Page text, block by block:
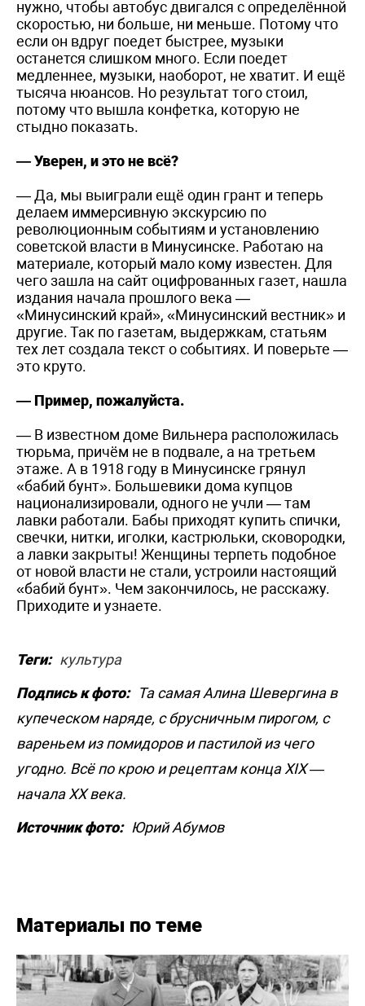
нужно, чтобы автобус двигался с определённой
скоростью, ни больше, ни меньше. Потому что
если он вдруг поедет быстрее, музыки
останется слишком много. Если поедет
медленнее, музыки, наоборот, не хватит. И ещё
тысяча нюансов. Но результат того стоил,
потому что вышла конфетка, которую не
стыдно показать.
— Уверен, и это не всё?
— Да, мы выиграли ещё один грант и теперь
делаем иммерсивную экскурсию по
революционным событиям и установлению
советской власти в Минусинске. Работаю на
материале, который мало кому известен. Для
чего зашла на сайт оцифрованных газет, нашла
издания начала прошлого века —
«Минусинский край», «Минусинский вестник» и
другие. Так по газетам, выдержкам, статьям
тех лет создала текст о событиях. И поверьте —
это круто.
— Пример, пожалуйста.
— В известном доме Вильнера расположилась
тюрьма, причём не в подвале, а на третьем
этаже. А в 1918 году в Минусинске грянул
«бабий бунт». Большевики дома купцов
национализировали, одного не учли — там
лавки работали. Бабы приходят купить спички,
свечки, нитки, иголки, кастрюльки, сковородки,
а лавки закрыты! Женщины терпеть подобное
от новой власти не стали, устроили настоящий
«бабий бунт». Чем закончилось, не расскажу.
Приходите и узнаете.
Теги: культура
Подпись к фото:
Та самая Алина Шевергина в
купеческом наряде, с брусничным пирогом, с
вареньем из помидоров и пастилой из чего
угодно. Всё по крою и рецептам конца XIX —
начала XX века.
Источник фото: Юрий Абумов
Материалы по теме